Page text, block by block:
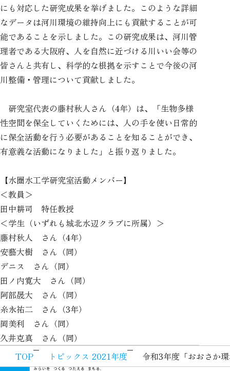
にも対応した研究成果を挙げました。このような詳細
なデータは河川環境の維持向上にも貢献することが可
能であることを示しました。この研究成果は、河川管
理者である大阪府、人を自然に近づける川いい会等の
皆さんと共有し、科学的な根拠を示すことで今後の河
川整備・管理について貢献しました。
研究室代表の藤村秋人さん（4年）は、「生物多様
性空間を保全していくためには、人の手を使い日常的
に保全活動を行う必要があることを知ることができ、
有意義な活動になりました」と振り返りました。
【水圏水工学研究室活動メンバー】
＜教員＞
田中耕司 特任教授
＜学生（いずれも城北水辺クラブに所属）＞
藤村秋人 さん（4年）
安藝大樹 さん（同）
デニス さん（同）
田ノ内寛大 さん（同）
阿部晟大 さん（同）
糸永祐二 さん（3年）
岡美利 さん（同）
久井克真 さん（同）
TOP
トピックス 2021年度 令和3年度「おおさか